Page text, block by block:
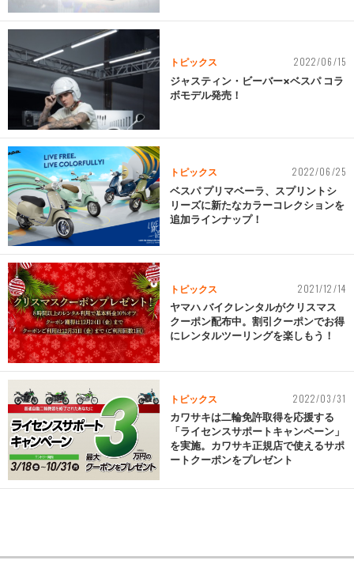
トピックス 2022/06/15
ジャスティン・ビーバー×ベスパ コラ
ボモデル発売！
トピックス 2022/06/25
ベスパ プリマベーラ、スプリントシ
リーズに新たなカラーコレクションを
追加ラインナップ！
トピックス 2021/12/14
ヤマハ バイクレンタルがクリスマス
クーポン配布中。割引クーポンでお得
にレンタルツーリングを楽しもう！
トピックス 2022/03/31
カワサキは二輪免許取得を応援する
「ライセンスサポートキャンペーン」
を実施。カワサキ正規店で使えるサポ
ートクーポンをプレゼント